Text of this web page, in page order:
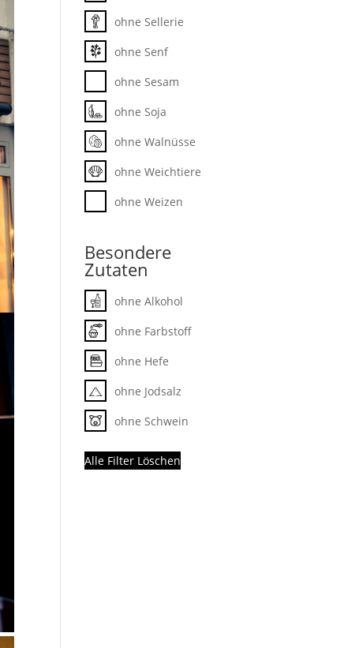
ohne Sellerie
ohne Senf
ohne Sesam
ohne Soja
ohne Walnüsse
ohne Weichtiere
ohne Weizen
Besondere
Zutaten
ohne Alkohol
ohne Farbstoff
ohne Hefe
ohne Jodsalz
ohne Schwein
Alle Filter Löschen